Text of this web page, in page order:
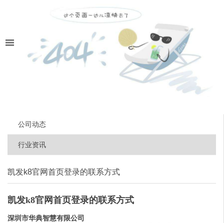
公司动态
行业资讯
凯发k8官网首页登录的联系方式
凯发k8官网首页登录的联系方式
深圳市华典智慧有限公司